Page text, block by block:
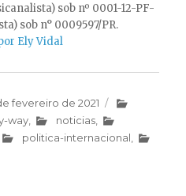
sob nº 0001-12-PF-
sob n° 0009597/PR.
Ely Vidal
fevereiro de 2021
Categorias
way noticias
politica-internacional